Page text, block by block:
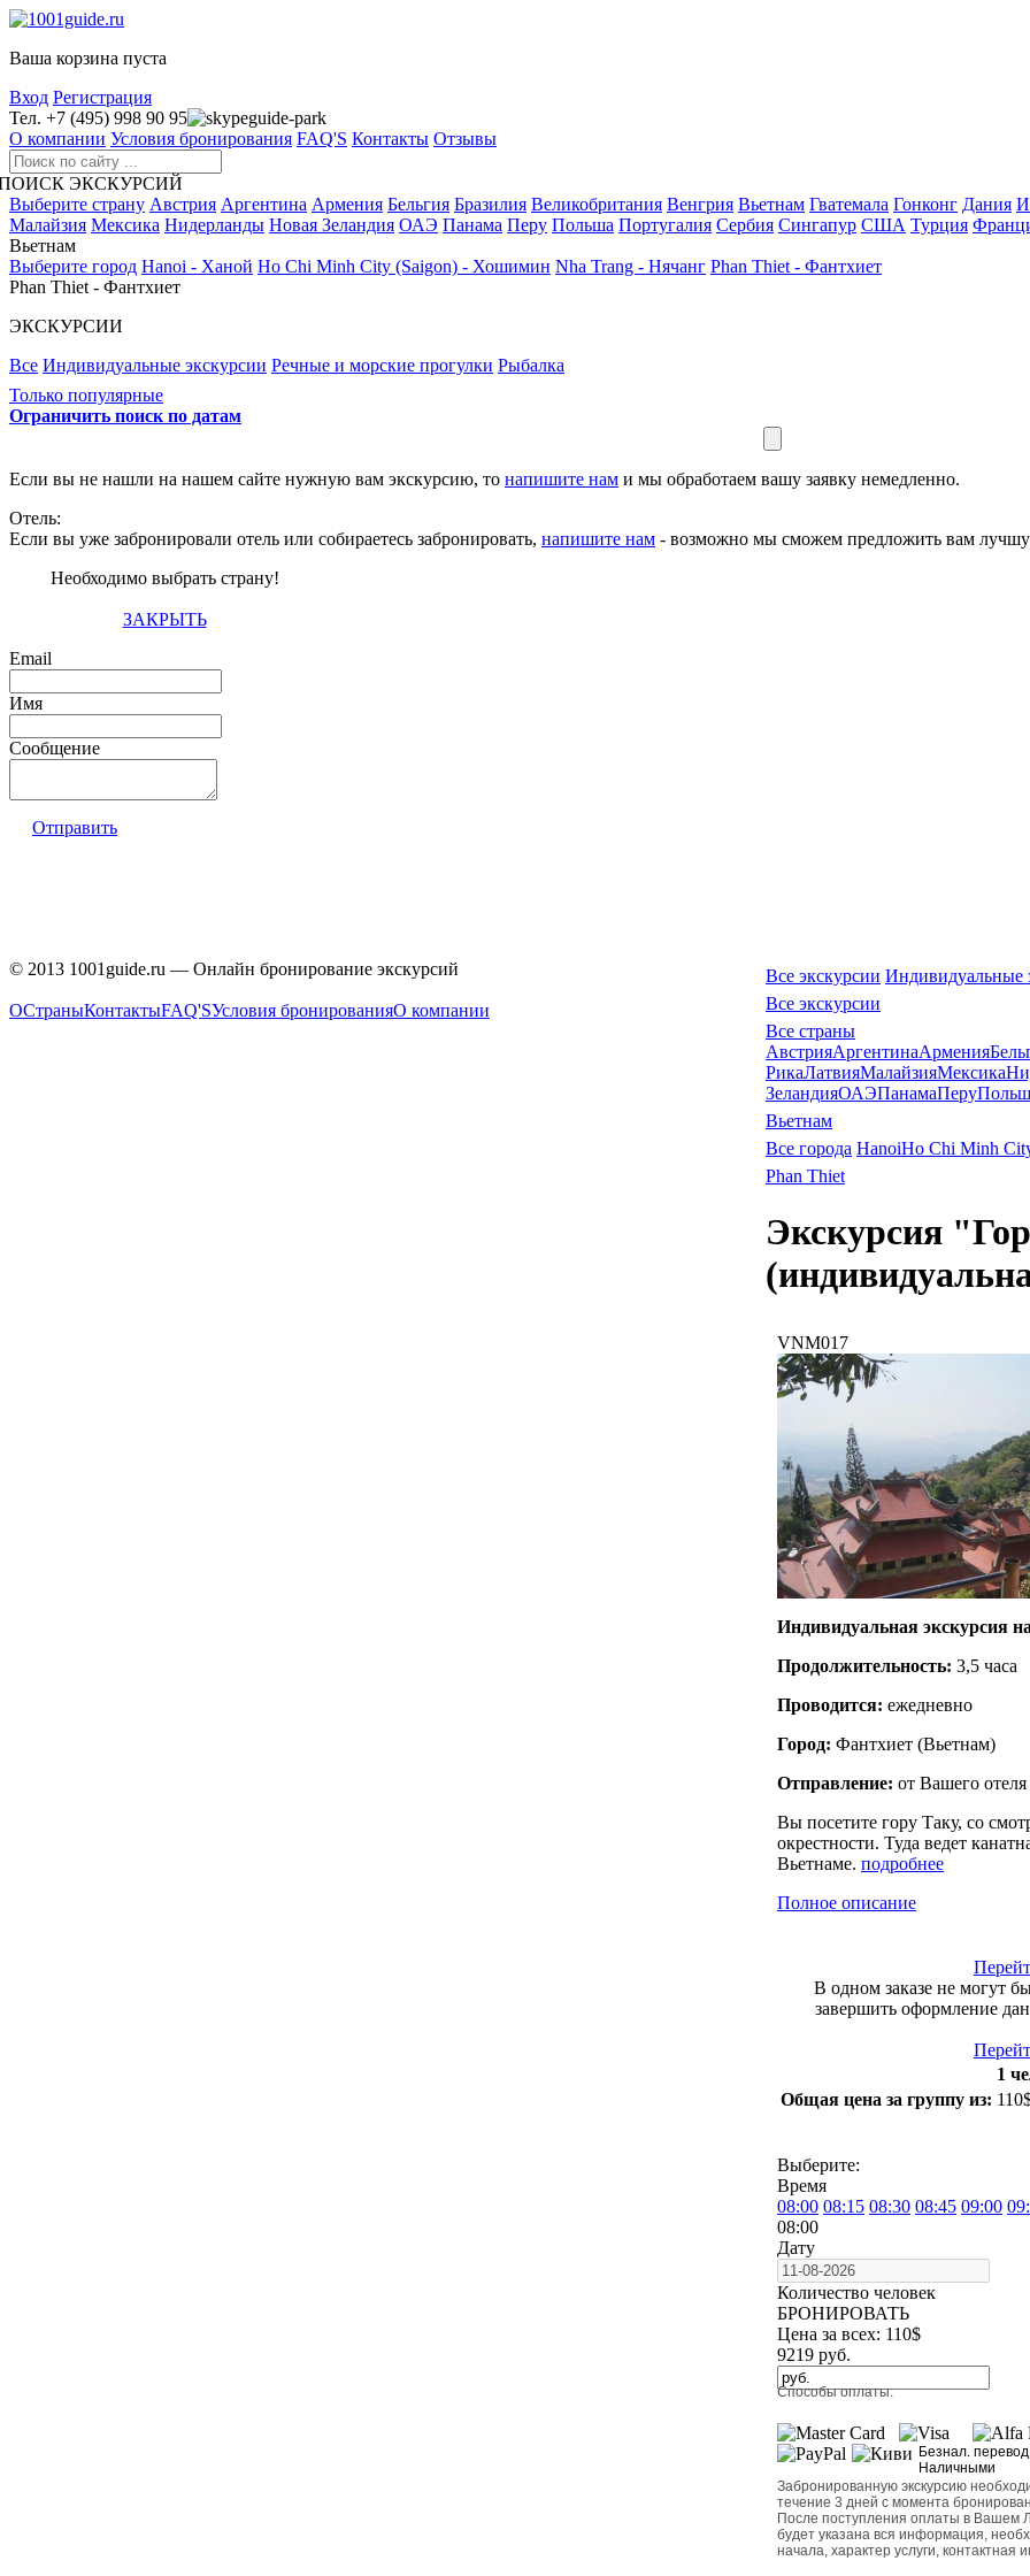
Ваша корзина пуста
Вход Регистрация
Тел. +7 (495) 998 90 95
guide-park
О компании Условия бронирования FAQ'S Контакты Отзывы
ЭКСКУРСИЙ
Выберите страну Австрия Аргентина Армения Бельгия Бразилия Великобритания Венгрия Вьетнам Гватемала Гонконг Дания
Малайзия Мексика Нидерланды Новая Зеландия ОАЭ Панама Перу Польша Португалия Сербия Сингапур США Турция
Вьетнам
Выберите город Hanoi - Ханой Ho Chi Minh City (Saigon) - Хошимин Nha Trang - Нячанг Phan Thiet - Фантхиет
Phan Thiet - Фантхиет
ЭКСКУРСИИ
Все Индивидуальные экскурсии Речные и морские прогулки Рыбалка
Только популярные
Ограничить поиск по датам
Если вы не нашли на нашем сайте нужную вам экскурсию, то напишите нам и мы обработаем вашу заявку немедленно.
Отель:
Если вы уже забронировали отель или собираетесь забронировать, напишите нам - возможно мы сможем предложить вам
Необходимо выбрать страну!
ЗАКРЫТЬ
Email
Имя
Сообщение
Отправить
Все экскурсии Индивидуальные
Все экскурсии
Все страны
АвстрияАргентинаАрмения
РикаЛатвияМалайзияМексика
ЗеландияОАЭПанамаПеру
Вьетнам
Все города HanoiHo Chi Minh
Phan Thiet
Экскурсия
VNM017
Индивидуальная экскурсия
Продолжительность: 3,5 часа
Проводится: ежедневно
Город: Фантхиет (Вьетнам)
Отправление: от Вашего
Вы посетите гору Таку, со
окрестности. Туда ведет
Вьетнаме. подробнее
Полное описание
В одном заказе не могут
завершить оформление
1
Общая цена за группу из:
Выберите:
Время
08:00 08:15 08:30 08:45 09:00
08:00
Дату
Количество человек
БРОНИРОВАТЬ
Цена за всех: 110$
9219 руб.
Способы оплаты:
Безнал.
Наличными
Забронированную экскурсию
течение 3 дней с момента
После поступления оплаты в Вашем
будет указана вся информация,
начала, характер услуги,
© 2013 1001guide.ru — Онлайн бронирование экскурсий
ОСтраныКонтактыFAQ'SУсловия бронированияО компании